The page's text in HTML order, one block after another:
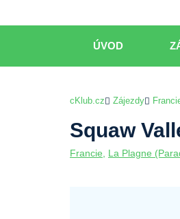
ÚVOD
cKlub.cz Zájezdy
Squaw
Francie La Plagne